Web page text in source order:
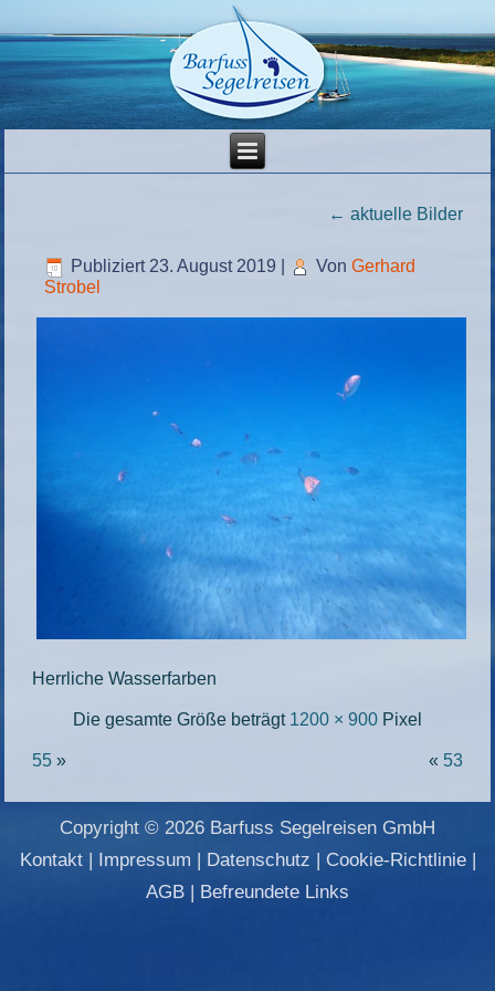
← aktuelle Bilder
Publiziert 23. August 2019 Von Gerhard
Strobel
Herrliche Wasserfarben
Die gesamte Größe beträgt 1200 × 900 Pixel
55 » « 53
Copyright © 2026 Barfuss Segelreisen GmbH
Kontakt| Impressum Datenschutz Cookie-Richtlinie|
AGB
Befreundete Links